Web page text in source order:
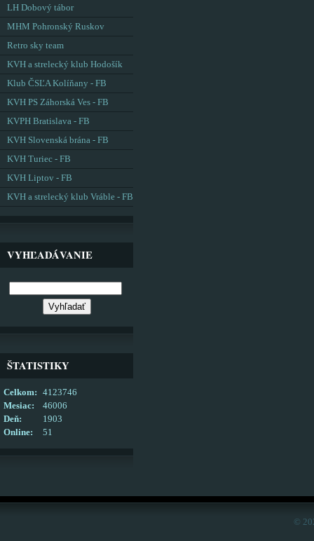
LH Dobový tábor
MHM Pohronský Ruskov
Retro sky team
KVH a strelecký klub Hodošík
Klub ČSĽA Kolíňany - FB
KVH PS Záhorská Ves - FB
KVPH Bratislava - FB
KVH Slovenská brána - FB
KVH Turiec - FB
KVH Liptov - FB
KVH a strelecký klub Vráble - FB
VYHĽADÁVANIE
ŠTATISTIKY
Online: 51
Celkom:
4123746
Mesiac:
46006
Deň:
1903
©